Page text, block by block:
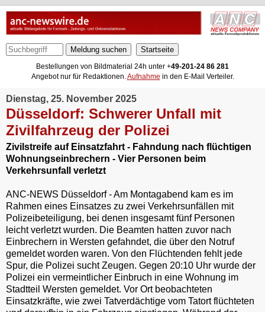
Meldung suchen
Bestellungen von Bildmaterial 24h unter +49-201-24 86 281
Angebot nur für Redaktionen.Aufnahme in den E-Mail Verteiler.
Dienstag, 25. November 2025
Düsseldorf: Schwerer Unfall mit
Zivilfahrzeug der Polizei
Zivilstreife auf Einsatzfahrt - Fahndung nach flüchtigen
Wohnungseinbrechern - Vier Personen beim
Verkehrsunfall verletzt
ANC-NEWS Düsseldorf - Am Montagabend kam es im
Rahmen eines Einsatzes zu zwei Verkehrsunfällen mit
Polizeibeteiligung, bei denen insgesamt fünf Personen
leicht verletzt wurden. Die Beamten hatten zuvor nach
Einbrechern in Wersten gefahndet, die über den Notruf
gemeldet worden waren. Von den Flüchtenden fehlt jede
Spur, die Polizei sucht Zeugen. Gegen 20:10 Uhr wurde der
Polizei ein vermeintlicher Einbruch in eine Wohnung im
Stadtteil Wersten gemeldet. Vor Ort beobachteten
Einsatzkräfte, wie zwei Tatverdächtige vom Tatort flüchteten